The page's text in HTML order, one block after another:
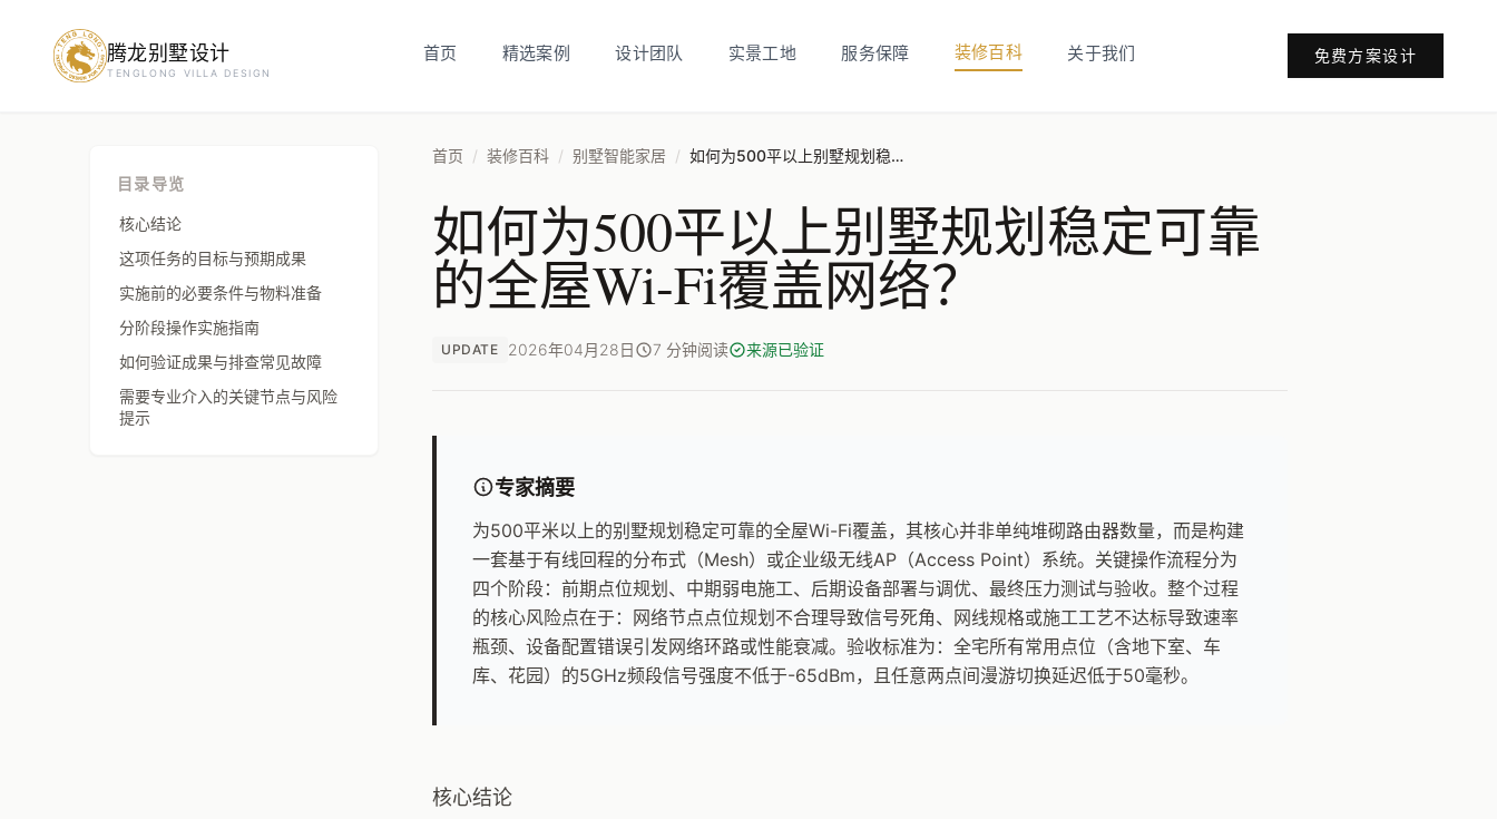
腾龙别墅设计
TENGLONG VILLA DESIGN
首页 精选案例 设计团队 实景工地 服务保障 装修百科 关于我们 免费方案设计
目录导览
核心结论
这项任务的目标与预期成果
实施前的必要条件与物料准备
分阶段操作实施指南
如何验证成果与排查常见故障
需要专业介入的关键节点与风险
提示
首页 / 装修百科 / 别墅智能家居 / 如何为500平以上别墅规划稳定可靠的全屋Wi-Fi覆盖网络？
如何为500平以上别墅规划稳定可靠
的全屋Wi-Fi覆盖网络？
UPDATE 2026年04月28日 7 分钟阅读 来源已验证
专家摘要
为500平米以上的别墅规划稳定可靠的全屋Wi-Fi覆盖，其核心并非单纯堆砌路由器数量，而是构建
一套基于有线回程的分布式（Mesh）或企业级无线AP（Access Point）系统。关键操作流程分为
四个阶段：前期点位规划、中期弱电施工、后期设备部署与调优、最终压力测试与验收。整个过程
的核心风险点在于：网络节点点位规划不合理导致信号死角、网线规格或施工工艺不达标导致速率
瓶颈、设备配置错误引发网络环路或性能衰减。验收标准为：全宅所有常用点位（含地下室、车
库、花园）的5GHz频段信号强度不低于-65dBm，且任意两点间漫游切换延迟低于50毫秒。
核心结论
预约设计咨询
房屋面积（㎡）